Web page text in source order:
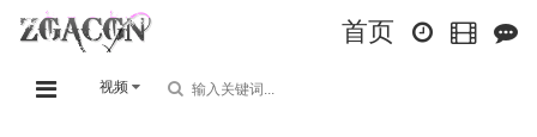
首页
视频